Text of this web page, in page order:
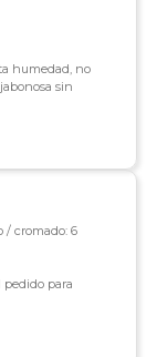
humedad, no
sin
/ cromado: 6
para